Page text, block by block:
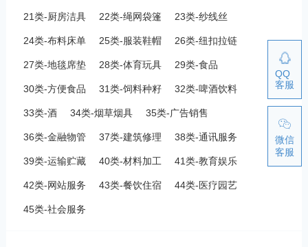
21类-厨房洁具 22类-绳网袋篷 23类-纱线丝
24类-布料床单 25类-服装鞋帽 26类-纽扣拉链
27类-地毯席垫 28类-体育玩具 29类-食品
30类-方便食品 31类-饲料种籽 32类-啤酒饮料
33类-酒 34类-烟草烟具 35类-广告销售
36类-金融物管 37类-建筑修理 38类-通讯服务
39类-运输贮藏 40类-材料加工 41类-教育娱乐
42类-网站服务 43类-餐饮住宿 44类-医疗园艺
45类-社会服务
QQ
客服
微信
客服